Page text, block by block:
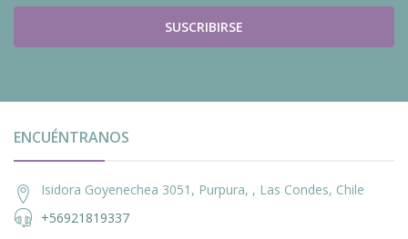
SUSCRIBIRSE
ENCUÉNTRANOS
Isidora Goyenechea 3051, Purpura, , Las Condes, Chile
+56921819337